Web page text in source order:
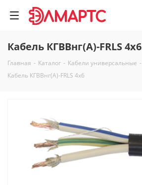
Кабель КГВВнг(А)-FRLS 4х6
Главная - Каталог - Кабели универсальные -
Кабель КГВВнг(А)-FRLS 4х6